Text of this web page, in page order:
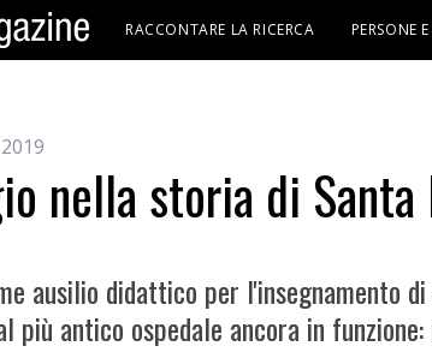
RACCONTARE LA RICERCA PERSONE
nella storia di Santa
ausilio didattico per l'insegnamento
più antico ospedale ancora in